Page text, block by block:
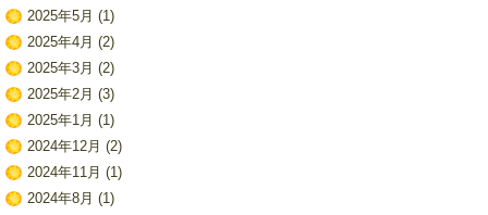
2025年5月 (1)
2025年4月 (2)
2025年3月 (2)
2025年2月 (3)
2025年1月 (1)
2024年12月 (2)
2024年11月 (1)
2024年8月 (1)